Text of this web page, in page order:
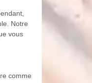
Notre
vous
comme